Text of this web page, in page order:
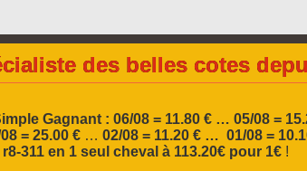
des belles cotes
Gagnant : 06/08 = 11.80 € … 05/08 =
= 25.00 € … 02/08 = 11.20 € … 01/08 =
r8-311 en 1 seul cheval à 113.20€ pour 1€ !